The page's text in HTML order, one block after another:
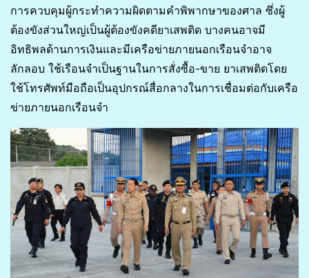
การควบคุมผู้กระทำความผิดตามคำพิพากษาของศาล ซึ่งผู้
ต้องขังส่วนใหญ่เป็นผู้ต้องขังคดียาเสพติด บางคนอาจมี
อิทธิพลด้านการเงินและมีเครือข่ายภายนอกเรือนจำอาจ
ลักลอบ ใช้เรือนจำเป็นฐานในการสั่งซื้อ-ขาย ยาเสพติดโดย
ใช้โทรศัพท์มือถือเป็นอุปกรณ์สื่อกลางในการเชื่อมต่อกับเครือ
ข่ายภายนอกเรือนจำ